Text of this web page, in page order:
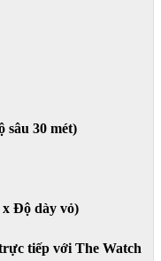
sâu 30 mét)
Độ dày vỏ)
tiếp với The Watch